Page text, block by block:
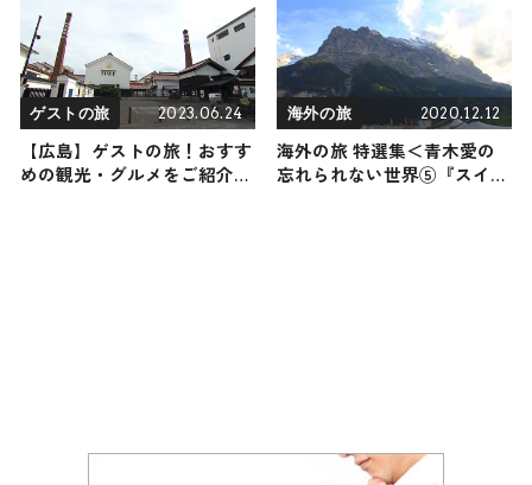
ゲストの旅 2023.06.24
【広島】ゲストの旅！おすす
めの観光・グルメをご紹介
海外の旅 2020.12.12
海外の旅 特選集＜青木愛の
忘れられない世界⑤『スイス